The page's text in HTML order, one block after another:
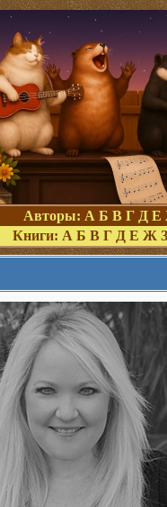
Авторы: А Б В Г Д Е
Книги: А Б В Г Д Е Ж З